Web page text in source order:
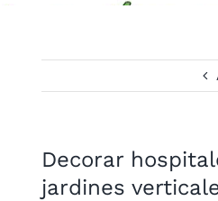
Decorar
jardines